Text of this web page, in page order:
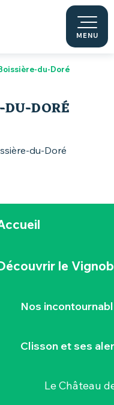
MENU
le
Nos
Clisson et ses
Le Château
du-Doré
DORÉ
du-Doré